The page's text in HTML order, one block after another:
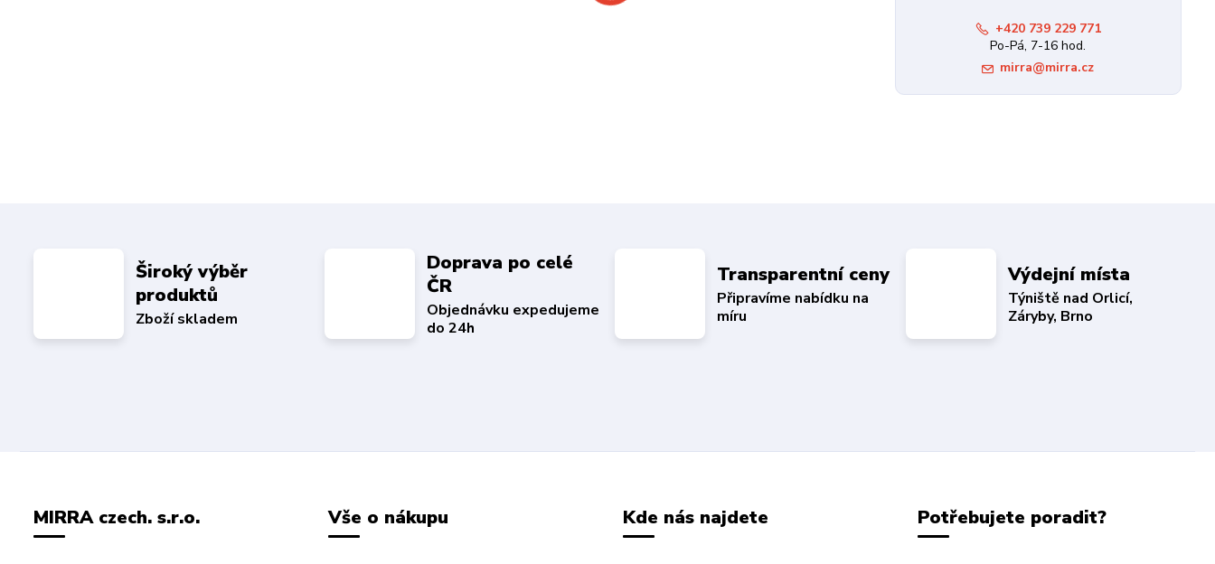
+420 739 229 771
Po-Pá, 7-16 hod.
mirra@mirra.cz
Široký výběr
produktů
Zboží skladem
Doprava po celé
ČR
Objednávku expedujeme
do 24h
Transparentní ceny
Připravíme nabídku na
míru
Výdejní místa
Týniště nad Orlicí,
Záryby, Brno
MIRRA czech. s.r.o. Vše o nákupu Kde nás najdete Potřebujete poradit?